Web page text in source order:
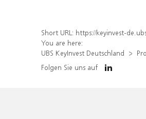
Short URL: https://keyinvest-de.ubs.com/produkt/detail/
You are here:
UBS KeyInvest Deutschland
Folgen Sie uns auf